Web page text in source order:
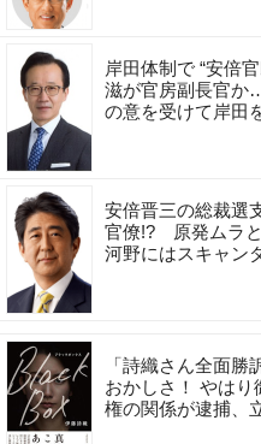
岸田体制で “安倍
滋が官房副長官か
の意を受けて岸田
安倍晋三の総裁選
官僚!? 原発ムラ
河野にはスキャン
「詩織さん全面
おかしさ！ やはり
権の関係が逮捕、